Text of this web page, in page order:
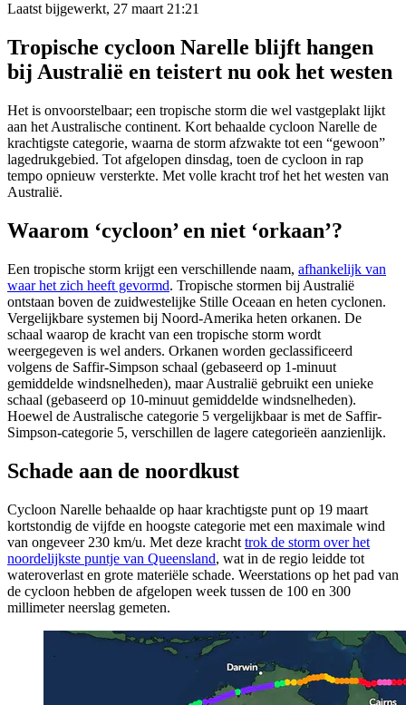
Laatst bijgewerkt, 27 maart 21:21
Tropische cycloon Narelle blijft hangen
bij Australië en teistert nu ook het westen
Het is onvoorstelbaar; een tropische storm die wel vastgeplakt lijkt
aan het Australische continent. Kort behaalde cycloon Narelle de
krachtigste categorie, waarna de storm afzwakte tot een “gewoon”
lagedrukgebied. Tot afgelopen dinsdag, toen de cycloon in rap
tempo opnieuw versterkte. Met volle kracht trof het het westen van
Australië.
Waarom ‘cycloon’ en niet ‘orkaan’?
Een tropische storm krijgt een verschillende naam, afhankelijk van
waar het zich heeft gevormd. Tropische stormen bij Australië
ontstaan boven de zuidwestelijke Stille Oceaan en heten cyclonen.
Vergelijkbare systemen bij Noord-Amerika heten orkanen. De
schaal waarop de kracht van een tropische storm wordt
weergegeven is wel anders. Orkanen worden geclassificeerd
volgens de Saffir-Simpson schaal (gebaseerd op 1-minuut
gemiddelde windsnelheden), maar Australië gebruikt een unieke
schaal (gebaseerd op 10-minuut gemiddelde windsnelheden).
Hoewel de Australische categorie 5 vergelijkbaar is met de Saffir-
Simpson-categorie 5, verschillen de lagere categorieën aanzienlijk.
Schade aan de noordkust
Cycloon Narelle behaalde op haar krachtigste punt op 19 maart
kortstondig de vijfde en hoogste categorie met een maximale wind
van ongeveer 230 km/u. Met deze kracht trok de storm over het
noordelijkste puntje van Queensland, wat in de regio leidde tot
wateroverlast en grote materiële schade. Weerstations op het pad van
de cycloon hebben de afgelopen week tussen de 100 en 300
millimeter neerslag gemeten.